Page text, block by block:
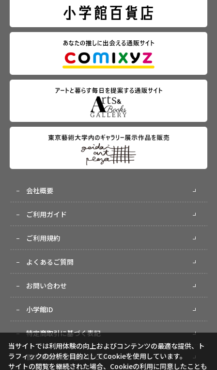
会社概要
ご利用ガイド
ご利用規約
よくあるご質問
お問い合わせ
小学館ID
特定商取引に基づく表記
個人情報の取り扱いについて
当サイトでは利用体験の向上およびコンテンツの最適な提供、ト
ラフィックの分析を目的としてCookieを使用しています。
サイトの閲覧を継続された場合、Cookieの利用に同意したことも